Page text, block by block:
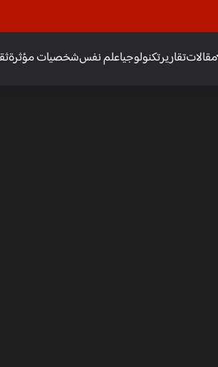
مقالاتتقاريرتكنولوجياعلم نفسشخصيات مؤثرة